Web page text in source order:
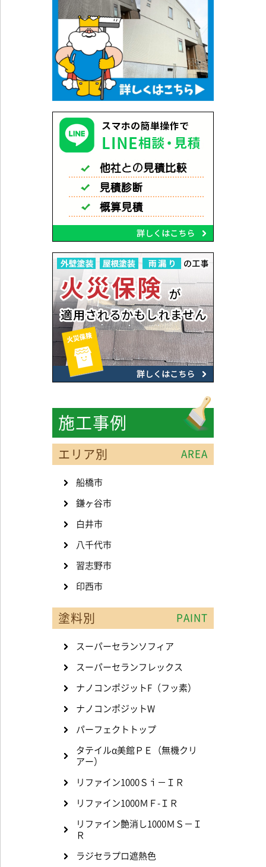
施工事例
エリア別 AREA
船橋市
鎌ヶ谷市
白井市
八千代市
習志野市
印西市
塗料別 PAINT
スーパーセランソフィア
スーパーセランフレックス
ナノコンポジットF（フッ素）
ナノコンポジットW
パーフェクトトップ
タテイルα美館ＰＥ（無機クリ
アー）
リファイン1000Ｓｉ－ＩＲ
リファイン1000ＭＦ-ＩＲ
リファイン艶消し1000ＭＳ－Ｉ
Ｒ
ラジセラプロ遮熱色